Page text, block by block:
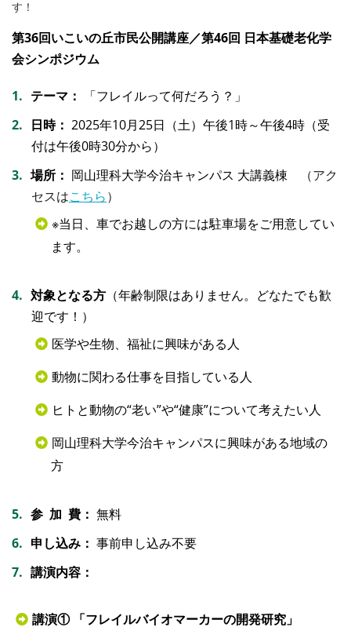
す！
第36回いこいの丘市民公開講座／第46回 日本基礎老化学
会シンポジウム
テーマ：
「フレイルって何だろう？」
日時： 2025年10月25日（土）午後1時～午後4時（受
付は午後0時30分から）
場所： 岡山理科大学今治キャンパス 大講義棟 （アク
セスはこちら）
※当日、車でお越しの方には駐車場をご用意してい
ます。
対象となる方 （年齢制限はありません。どなたでも歓
迎です！）
医学や生物、福祉に興味がある人
動物に関わる仕事を目指している人
ヒトと動物の“老い”や“健康”について考えたい人
岡山理科大学今治キャンパスに興味がある地域の
方
参 加 費： 無料
申し込み： 事前申し込み不要
講演内容：
講演① 「フレイルバイオマーカーの開発研究」